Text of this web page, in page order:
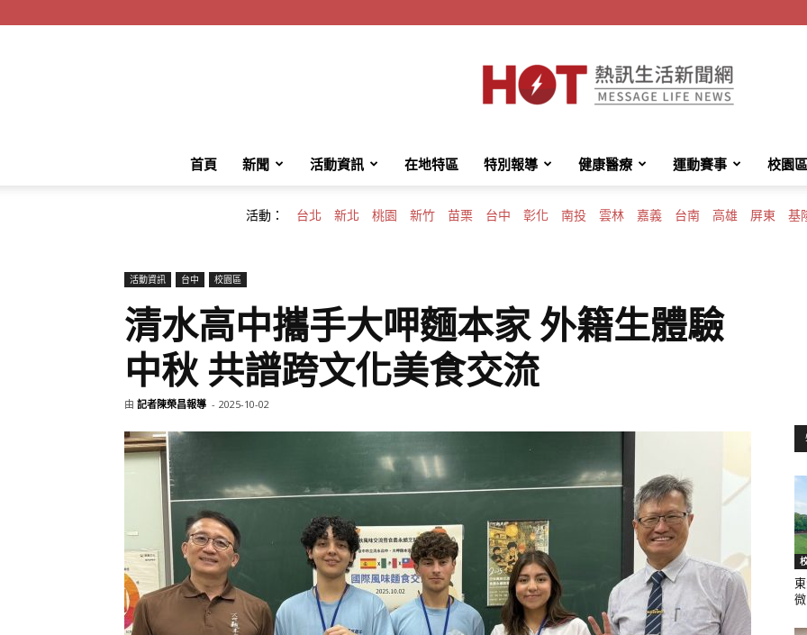
HotMessage
首頁 新聞 活動資訊 在地特區 特別報導 健康醫療 運動賽事 校園區
活動： 台北 新北 桃園 新竹 苗栗 台中 彰化 南投 雲林 嘉義 台南 高雄 屏東 基
活動資訊 台中 校園區
清水高中攜手大呷麵本家 外籍生體驗
中秋 共譜跨文化美食交流
由 記者陳榮昌報導 - 2025-10-02